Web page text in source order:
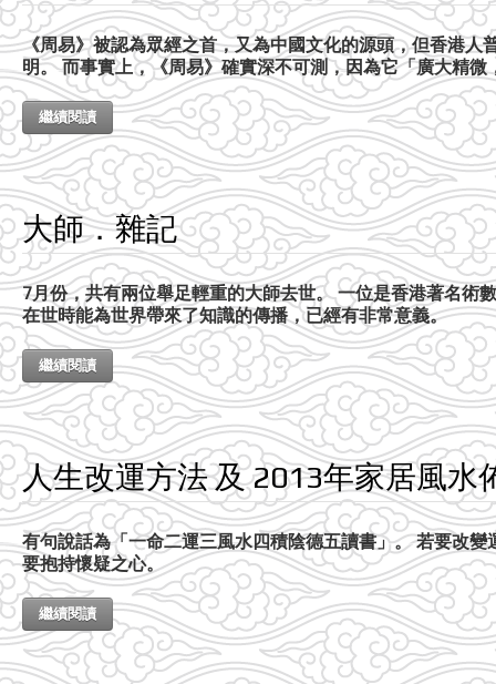
《周易》被認為眾經之首，又為中國文化的源頭，但香港
明。 而事實上，《周易》確實深不可測，因為它「廣大精
繼續閱讀
大師．雜記
7月份，共有兩位舉足輕重的大師去世。 一位是香港著名術
在世時能為世界帶來了知識的傳播，已經有非常意義。
繼續閱讀
人生改運方法 及 2013年家居風水
有句說話為「一命二運三風水四積陰德五讀書」。 若要改
要抱持懷疑之心。
繼續閱讀